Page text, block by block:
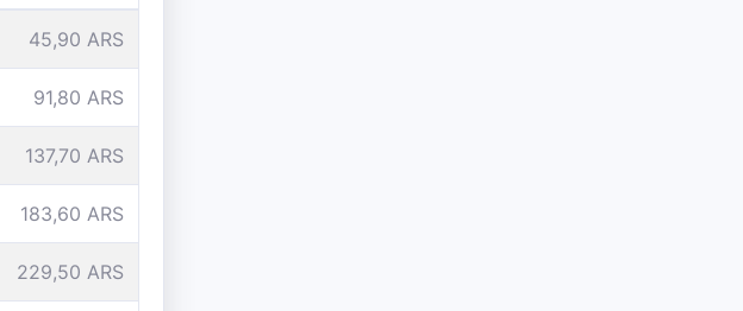
45,90 ARS
91,80 ARS
137,70 ARS
183,60 ARS
229,50 ARS